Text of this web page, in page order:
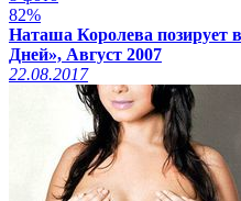
82%
Наташа Королева позирует
Дней», Август 2007
22.08.2017